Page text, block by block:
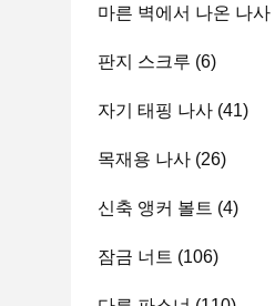
마른 벽에서 나온 나사
판지 스크루 (6)
자기 태핑 나사 (41)
목재용 나사 (26)
신축 앵커 볼트 (4)
잠금 너트 (106)